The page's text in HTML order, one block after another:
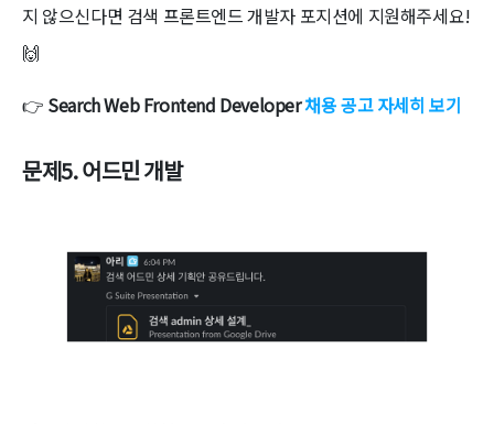
지 않으신다면 검색 프론트엔드 개발자 포지션에 지원해주세요!
🙌
👉 Search Web Frontend Developer채용 공고 자세히 보기
문제5. 어드민 개발